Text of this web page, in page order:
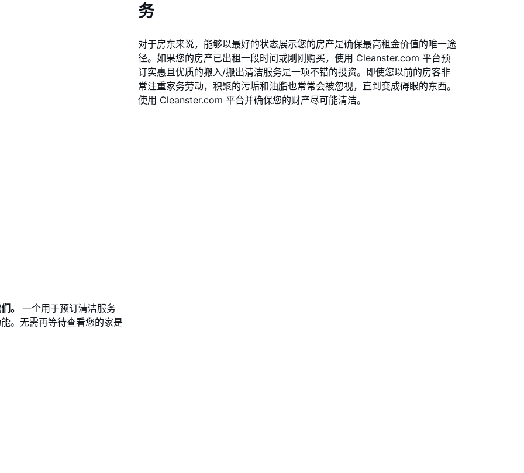
务
对于房东来说，能够以最好的状态展示您的房产是确保最高租金价值的唯一途
径。如果您的房产已出租一段时间或刚刚购买，使用 Cleanster.com 平台预
订实惠且优质的搬入/搬出清洁服务是一项不错的投资。即使您以前的房客非
常注重家务劳动，积聚的污垢和油脂也常常会被忽视，直到变成碍眼的东西。
使用 Cleanster.com 平台并确保您的财产尽可能清洁。
。 一个用于预订清洁服务
。无需再等待查看您的家是